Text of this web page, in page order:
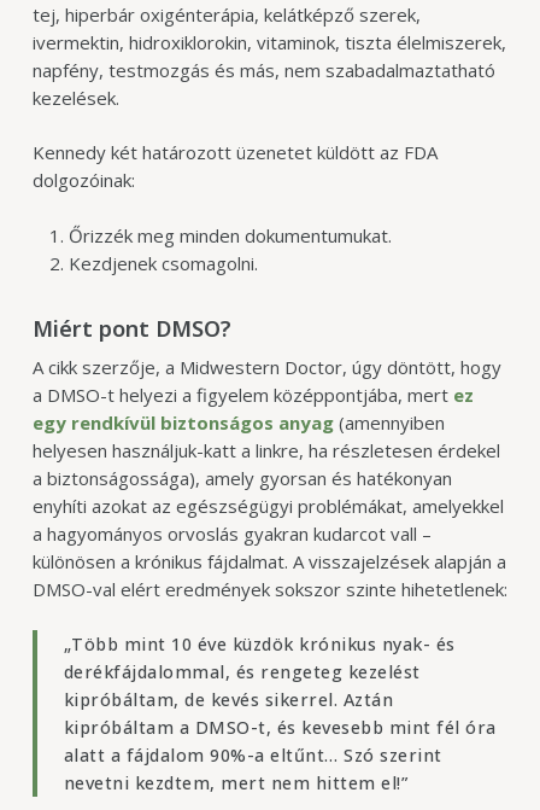
tej, hiperbár oxigénterápia, kelátképző szerek,
ivermektin, hidroxiklorokin, vitaminok, tiszta élelmiszerek,
napfény, testmozgás és más, nem szabadalmaztatható
kezelések.
Kennedy két határozott üzenetet küldött az FDA
dolgozóinak:
Őrizzék meg minden dokumentumukat.
Kezdjenek csomagolni.
Miért pont DMSO?
A cikk szerzője, a Midwestern Doctor, úgy döntött, hogy
a DMSO-t helyezi a figyelem középpontjába, mert ez
egy rendkívül biztonságos anyag(amennyiben
helyesen használjuk-katt a linkre, ha részletesen érdekel
a biztonságossága), amely gyorsan és hatékonyan
enyhíti azokat az egészségügyi problémákat, amelyekkel
a hagyományos orvoslás gyakran kudarcot vall –
különösen a krónikus fájdalmat. A visszajelzések alapján a
DMSO-val elért eredmények sokszor szinte hihetetlenek:
„Több mint 10 éve küzdök krónikus nyak- és
derékfájdalommal, és rengeteg kezelést
kipróbáltam, de kevés sikerrel. Aztán
kipróbáltam a DMSO-t, és kevesebb mint fél óra
alatt a fájdalom 90%-a eltűnt… Szó szerint
nevetni kezdtem, mert nem hittem el!”